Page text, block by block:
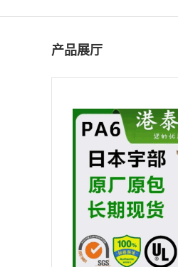
产品展厅